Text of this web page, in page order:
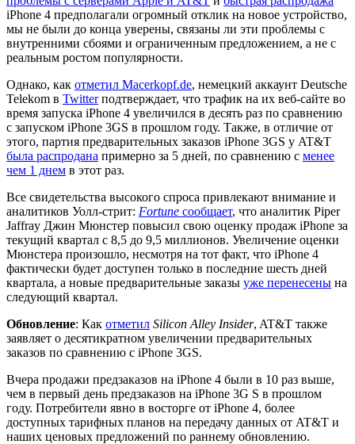
iPhone 4 предполагали огромный отклик на новое устройство,
мы не были до конца уверены, связаны ли эти проблемы с
внутренними сбоями и ограниченным предложением, а не с
реальным ростом популярности.
Однако, как отметил Macerkopf.de, немецкий аккаунт Deutsche
Telekom в Twitterподтверждает, что трафик на их веб-сайте во
время запуска iPhone 4 увеличился в десять раз по сравнению
с запуском iPhone 3GS в прошлом году. Также, в отличие от
этого, партия предварительных заказов iPhone 3GS у AT&T
была распродана примерно за 5 дней, по сравнению с менее
чем 1 днем в этот раз.
Все свидетельства высокого спроса привлекают внимание и
аналитиков Уолл-стрит: Fortune сообщает, что аналитик Piper
Jaffray Джин Мюнстер повысил свою оценку продаж iPhone за
текущий квартал с 8,5 до 9,5 миллионов. Увеличение оценки
Мюнстера произошло, несмотря на тот факт, что iPhone 4
фактически будет доступен только в последние шесть дней
квартала, а новые предварительные заказы уже перенесены на
следующий квартал.
Обновление: Как отметил Silicon Alley Insider, AT&T также
заявляет о десятикратном увеличении предварительных
заказов по сравнению с iPhone 3GS.
Вчера продажи предзаказов на iPhone 4 были в 10 раз выше,
чем в первый день предзаказов на iPhone 3G S в прошлом
году. Потребители явно в восторге от iPhone 4, более
доступных тарифных планов на передачу данных от AT&T и
наших ценовых предложений по раннему обновлению.